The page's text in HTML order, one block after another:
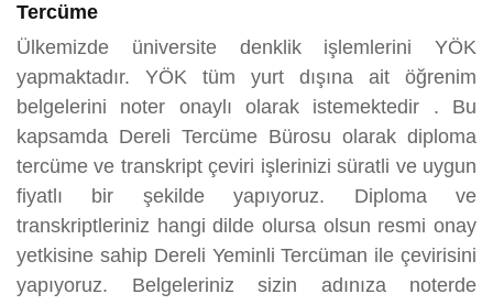
Tercüme
Ülkemizde üniversite denklik işlemlerini YÖK
yapmaktadır. YÖK tüm yurt dışına ait öğrenim
belgelerini noter onaylı olarak istemektedir . Bu
kapsamda Dereli Tercüme Bürosu olarak diploma
tercüme ve transkript çeviri işlerinizi süratli ve uygun
fiyatlı bir şekilde yapıyoruz. Diploma ve
transkriptleriniz hangi dilde olursa olsun resmi onay
yetkisine sahip Dereli Yeminli Tercüman ile çevirisini
yapıyoruz. Belgeleriniz sizin adınıza noterde